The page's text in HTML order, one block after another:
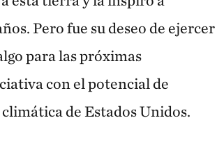
Pero fue su deseo de ejercer
para las próximas
con el potencial de
de Estados Unidos.